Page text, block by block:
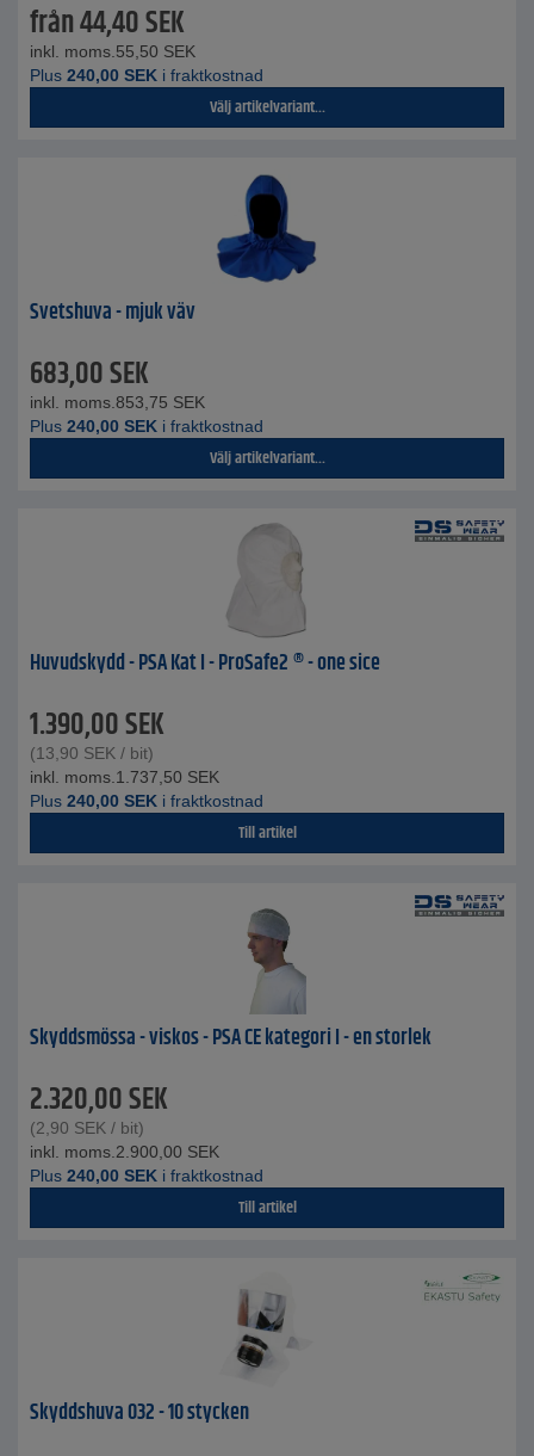
från44,40SEK
inkl. moms. 55,50 SEK
Plus 240,00 SEK i fraktkostnad
Välj artikelvariant...
Svetshuva - mjuk väv
683,00SEK
inkl. moms. 853,75 SEK
Plus 240,00 SEK i fraktkostnad
Välj artikelvariant...
Huvudskydd - PSA Kat I - ProSafe2 ® - one sice
1.390,00SEK
(13,90 SEK / bit)
inkl. moms. 1.737,50 SEK
Plus 240,00 SEK i fraktkostnad
Till artikel
Skyddsmössa - viskos - PSA CE kategori I - en storlek
2.320,00SEK
(2,90 SEK / bit)
inkl. moms. 2.900,00 SEK
Plus 240,00 SEK i fraktkostnad
Till artikel
Skyddshuva 032 - 10 stycken